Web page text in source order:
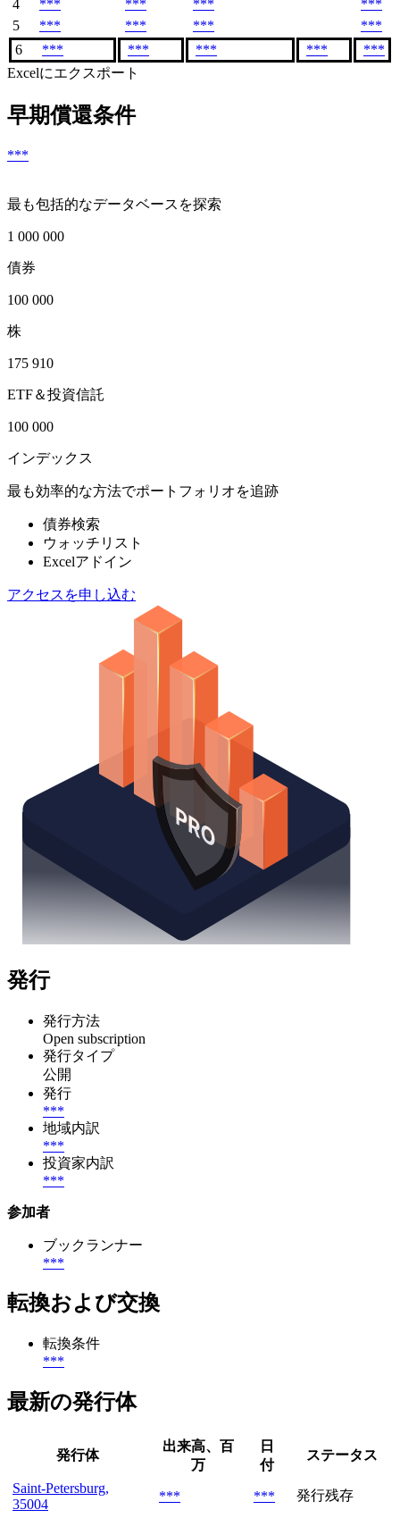
4
*** *** ***
***
5
*** *** ***
***
6
*** *** *** ***
***
Excelにエクスポート
早期償還条件
***
最も包括的なデータベースを探索
1 000 000
債券
100 000
株
175 910
ETF＆投資信託
100 000
インデックス
最も効率的な方法でポートフォリオを追跡
債券検索
ウォッチリスト
Excelアドイン
アクセスを申し込む
発行
発行方法
Open subscription
発行タイプ
公開
発行
***
地域内訳
***
投資家内訳
***
参加者
ブックランナー
***
転換および交換
転換条件
***
最新の発行体
発行体
出来高、百
万
日
付
ステータス
Saint-Petersburg,
35004
*** *** 発行残存